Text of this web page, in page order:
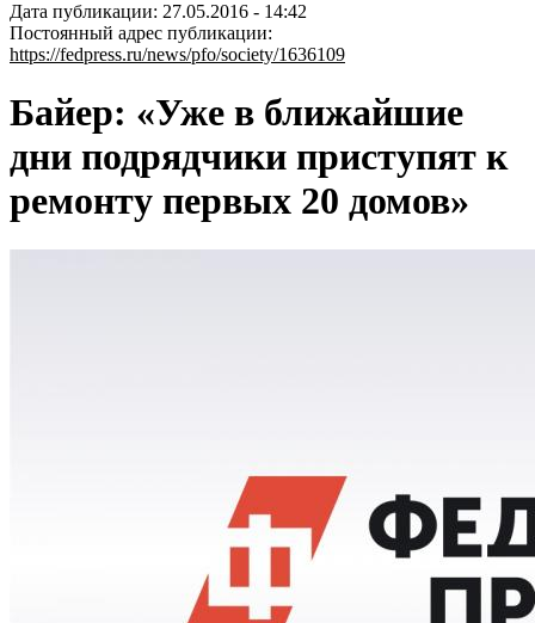
Дата публикации: 27.05.2016 - 14:42
Постоянный адрес публикации:
https://fedpress.ru/news/pfo/society/1636109
Байер: «Уже в ближайшие
дни подрядчики приступят к
ремонту первых 20 домов»